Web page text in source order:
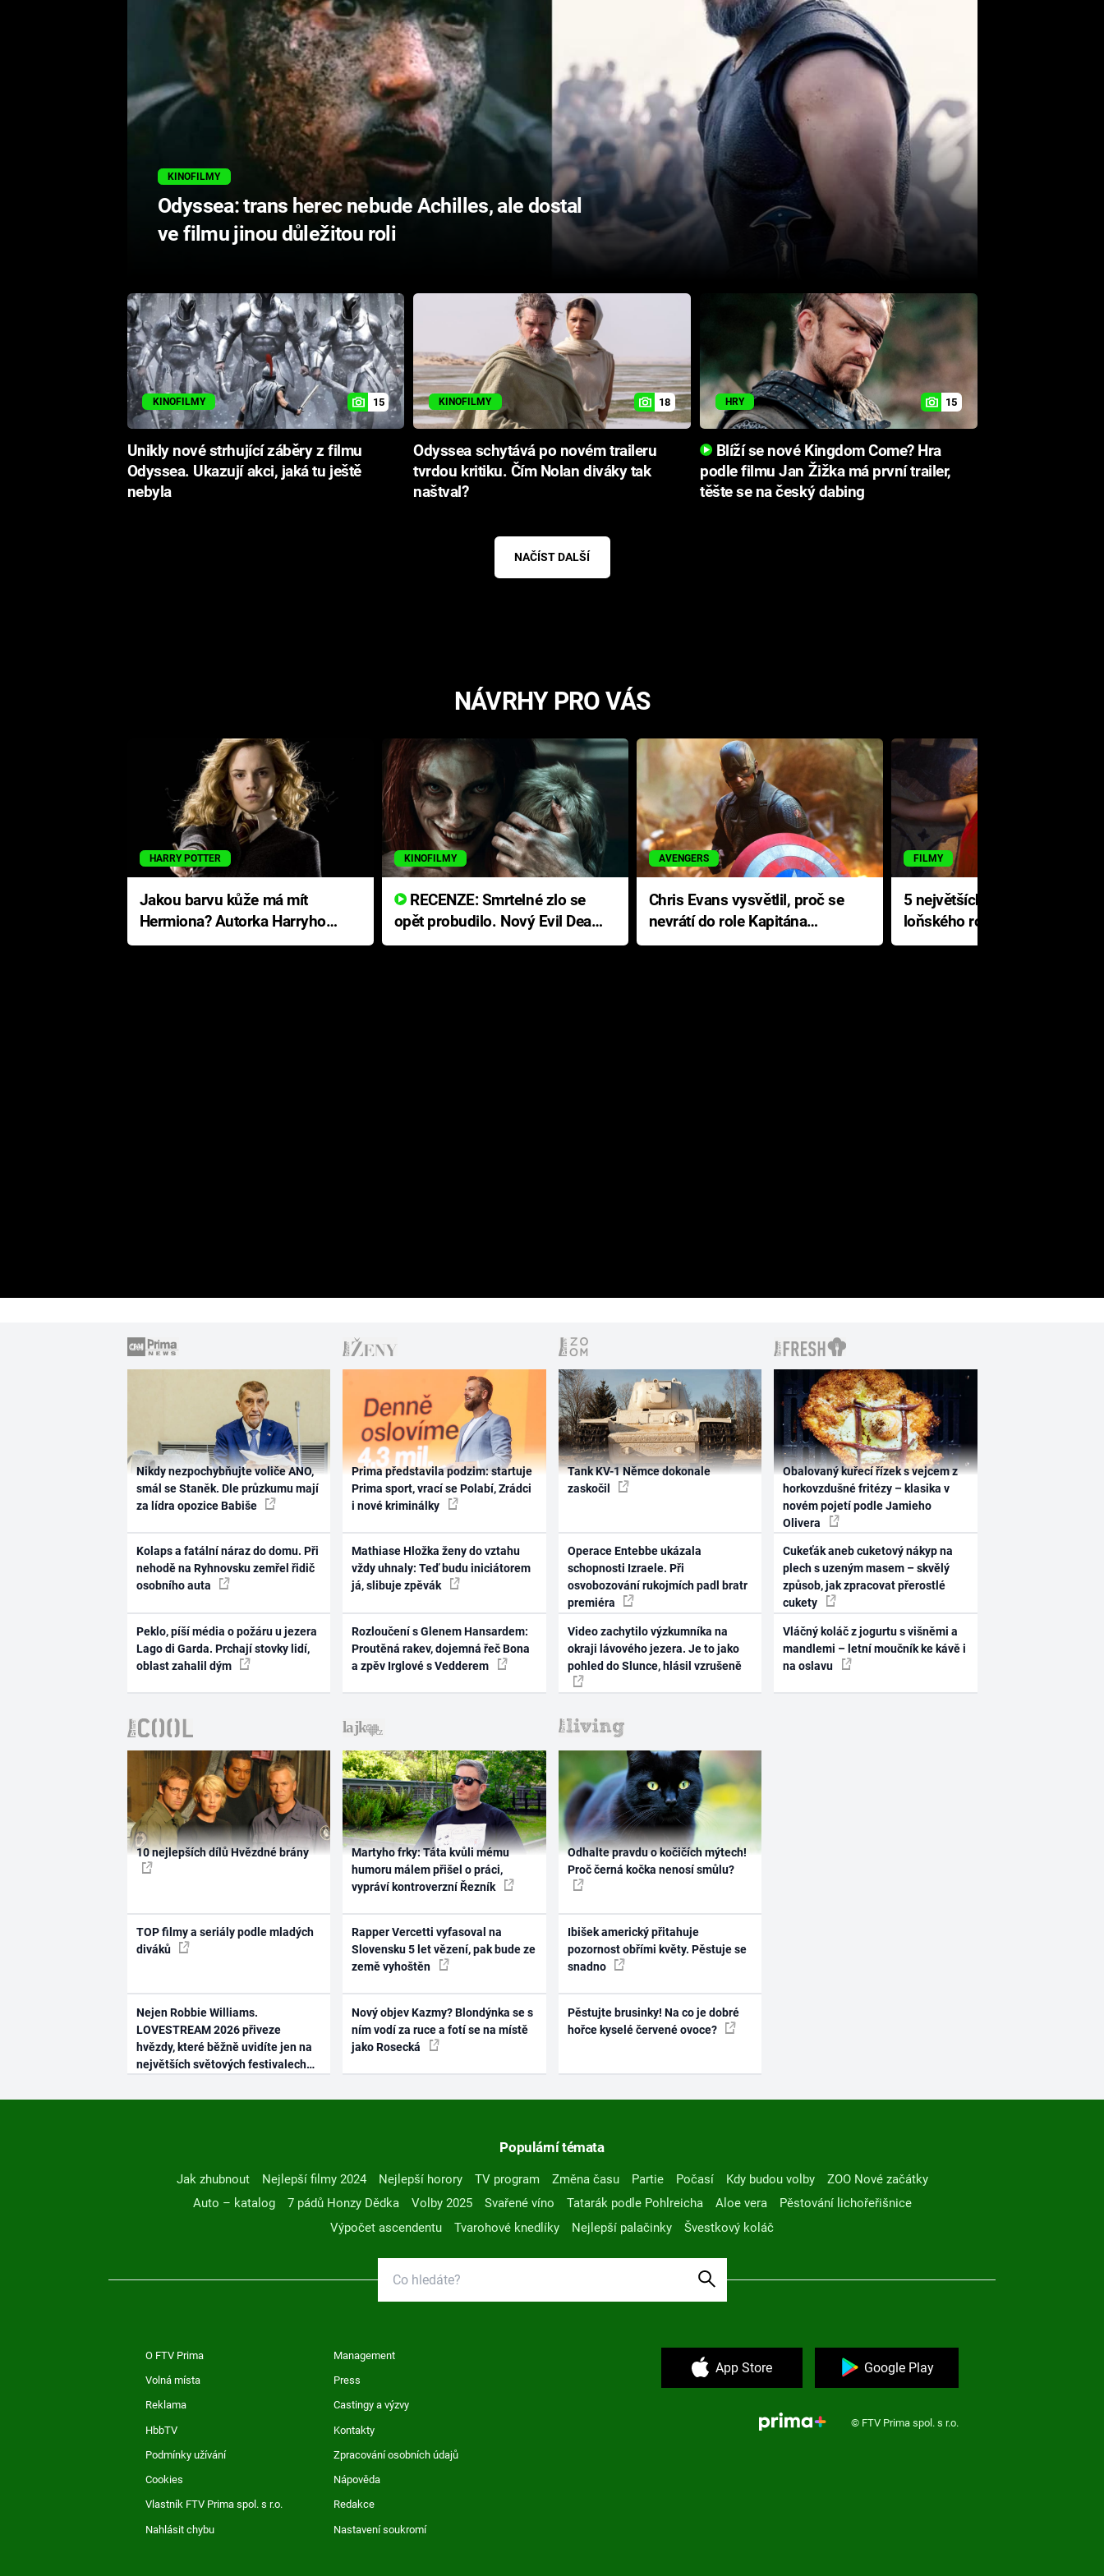
KINOFILMY
Odyssea: trans herec nebude Achilles, ale dostal
ve filmu jinou důležitou roli
KINOFILMY 15
Unikly nové strhující záběry z filmu
Odyssea. Ukazují akci, jaká tu ještě
nebyla
KINOFILMY 18
Odyssea schytává po novém traileru
tvrdou kritiku. Čím Nolan diváky tak
naštval?
HRY 15
Blíží se nové Kingdom Come? Hra
podle filmu Jan Žižka má první trailer,
těšte se na český dabing
NAČÍST DALŠÍ
NÁVRHY PRO VÁS
HARRY POTTER
Jakou barvu kůže má mít
Hermiona? Autorka Harryho
Pottera přišla s ráznou
KINOFILMY
RECENZE: Smrtelné zlo se
opět probudilo. Nový Evil Dead
přichází s neodolatelnou
AVENGERS
Chris Evans vysvětlil, proč se
nevrátí do role Kapitána
Ameriky
FILMY
5 největších propadáků
loňského roku: Disney na
jediné katastrofě prodělal 200
Nikdy nezpochybňujte voliče ANO,
smál se Staněk. Dle průzkumu mají
za lídra opozice Babiše
Kolaps a fatální náraz do domu. Při
nehodě na Ryhnovsku zemřel řidič
osobního auta
Peklo, píší média o požáru u jezera
Lago di Garda. Prchají stovky lidí,
oblast zahalil dým
Prima představila podzim: startuje
Prima sport, vrací se Polabí, Zrádci
i nové kriminálky
Mathiase Hložka ženy do vztahu
vždy uhnaly: Teď budu iniciátorem
já, slibuje zpěvák
Rozloučení s Glenem Hansardem:
Proutěná rakev, dojemná řeč Bona
a zpěv Irglové s Vedderem
Tank KV-1 Němce dokonale
zaskočil
Operace Entebbe ukázala
schopnosti Izraele. Při
osvobozování rukojmích padl bratr
premiéra
Video zachytilo výzkumníka na
okraji lávového jezera. Je to jako
pohled do Slunce, hlásil vzrušeně
Obalovaný kuřecí řízek s vejcem z
horkovzdušné fritézy – klasika v
novém pojetí podle Jamieho
Olivera
Cukeťák aneb cuketový nákyp na
plech s uzeným masem – skvělý
způsob, jak zpracovat přerostlé
cukety
Vláčný koláč z jogurtu s višněmi a
mandlemi – letní moučník ke kávě i
na oslavu
10 nejlepších dílů Hvězdné brány
TOP filmy a seriály podle mladých
diváků
Nejen Robbie Williams.
LOVESTREAM 2026 přiveze
hvězdy, které běžně uvidíte jen na
největších světových festivalech
Martyho frky: Táta kvůli mému
humoru málem přišel o práci,
vypráví kontroverzní Řezník
Rapper Vercetti vyfasoval na
Slovensku 5 let vězení, pak bude ze
země vyhoštěn
Nový objev Kazmy? Blondýnka se s
ním vodí za ruce a fotí se na místě
jako Rosecká
Odhalte pravdu o kočičích mýtech!
Proč černá kočka nenosí smůlu?
Ibišek americký přitahuje
pozornost obřími květy. Pěstuje se
snadno
Pěstujte brusinky! Na co je dobré
hořce kyselé červené ovoce?
Populární témata
Jak zhubnout Nejlepší filmy 2024 Nejlepší horory TV program Změna času Partie Počasí Kdy budou volby
ZOO Nové začátky
Auto – katalog
7 pádů Honzy Dědka Volby 2025 Svařené víno Tatarák podle Pohlreicha Aloe vera
Pěstování lichořeřišnice
Výpočet ascendentu
Tvarohové knedlíky Nejlepší palačinky Švestkový koláč
O FTV Prima Management
Volná místa Press
Reklama Castingy a výzvy
HbbTV Kontakty
Podmínky užívání Zpracování osobních údajů
Cookies Nápověda
Vlastník FTV Prima spol. s r.o. Redakce
Nahlásit chybu Nastavení soukromí
App Store Google Play
© FTV Prima spol. s r.o.